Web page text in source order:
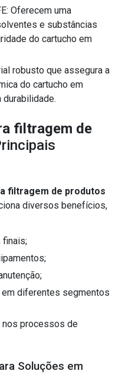
e substâncias
do cartucho em
do cartucho em
filtragem de
filtragem de produtos
diversos benefícios,
finais;
Soluções em